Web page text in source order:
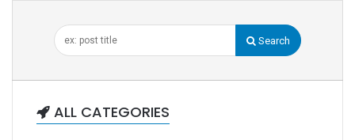
Search
ALL CATEGORIES